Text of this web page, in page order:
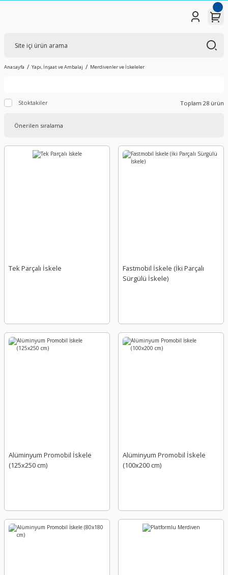
Anasayfa Yapı, İnşaat ve Ambalaj Merdivenler ve İskeleler
Stoktakiler Toplam 28 ürün
Tek Parçalı İskele
Fastmobil İskele (İki Parçalı
Sürgülü İskele)
Alüminyum Promobil İskele
(125x250 cm)
Alüminyum Promobil İskele
(100x200 cm)